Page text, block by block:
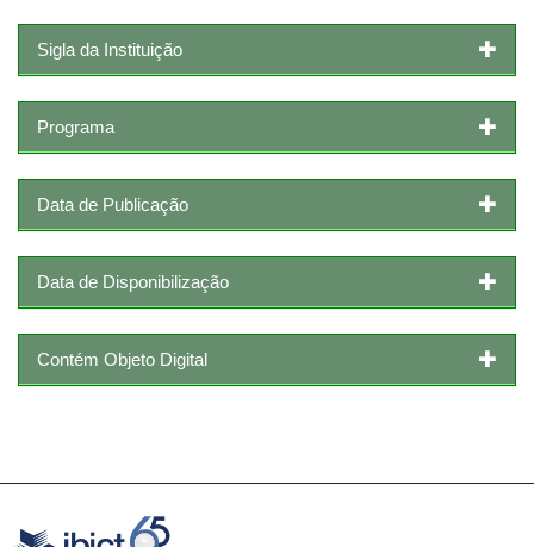
Sigla da Instituição
Programa
Data de Publicação
Data de Disponibilização
Contém Objeto Digital